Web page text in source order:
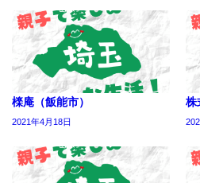
檪庵（飯能市）
2021年4月18日
株